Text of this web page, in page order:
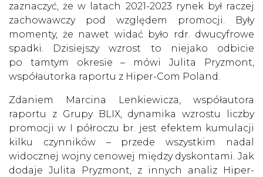
zaznaczyć, że w latach 2021-2023 rynek był raczej
zachowawczy pod względem promocji. Były
momenty, że nawet widać było rdr. dwucyfrowe
spadki. Dzisiejszy wzrost to niejako odbicie
po tamtym okresie – mówi Julita Pryzmont,
współautorka raportu z Hiper-Com Poland.
Zdaniem Marcina Lenkiewicza, współautora
raportu z Grupy BLIX, dynamika wzrostu liczby
promocji w I półroczu br. jest efektem kumulacji
kilku czynników – przede wszystkim nadal
widocznej wojny cenowej między dyskontami. Jak
dodaje Julita Pryzmont, z innych analiz Hiper-